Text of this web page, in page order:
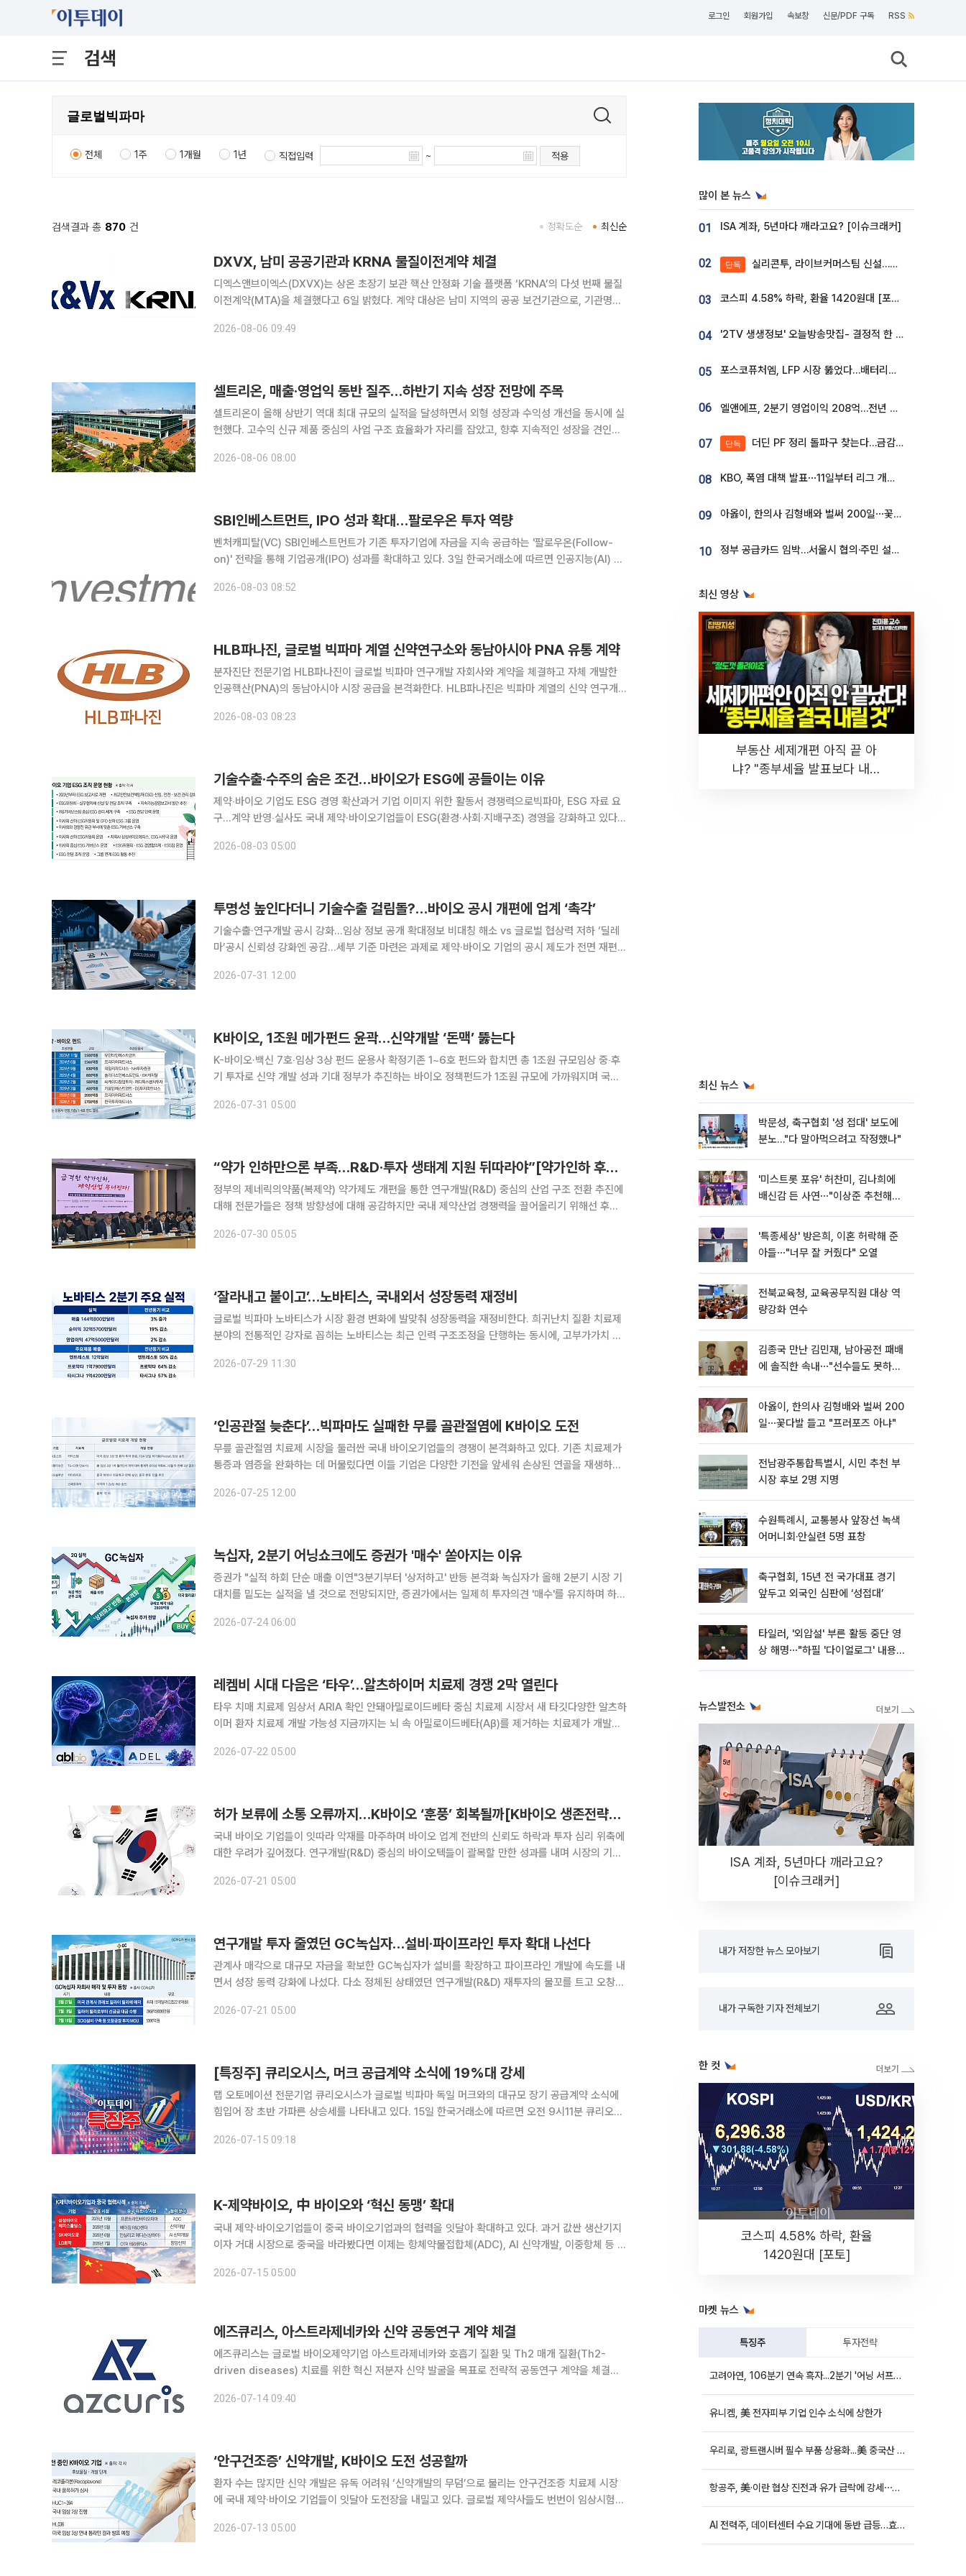
로그인 회원가입 속보창 신문/PDF 구독 RSS
검색
전체 1주 1개월 1년 직접입력 ~ 적용
검색결과 총 870 건 최신순
정확도순
DXVX, 남미 공공기관과 KRNA 물질이전계약 체결
디엑스앤브이엑스(DXVX)는 상온 초장기 보관 핵산 안정화 기술 플랫폼 ‘KRNA’의 다섯 번째 물질
이전계약(MTA)을 체결했다고 6일 밝혔다. 계약 대상은 남미 지역의 공공 보건기관으로, 기관명은
10개월 동안 기술 검토를 진행한 끝에 이번 물질이
2026-08-06 09:49
셀트리온, 매출·영업익 동반 질주…하반기 지속 성장 전망에 주목
셀트리온이 올해 상반기 역대 최대 규모의 실적을 달성하면서 외형 성장과 수익성 개선을 동시에 실
현했다. 고수익 신규 제품 중심의 사업 구조 효율화가 자리를 잡았고, 향후 지속적인 성장을 견인할
신규 제품의 시장점유율 확대 등을 통해 실적 성장을 이어가고, 후속
2026-08-06 08:00
SBI인베스트먼트, IPO 성과 확대…팔로우온 투자 역량
벤처캐피탈(VC) SBI인베스트먼트가 기존 투자기업에 자금을 지속 공급하는 '팔로우온(Follow-
on)' 전략을 통해 기업공개(IPO) 성과를 확대하고 있다. 3일 한국거래소에 따르면 인공지능(AI) 자
한, 폴더블 디스플레이 및 차량용 유기발광다이오드(OLE
2026-08-03 08:52
HLB파나진, 글로벌 빅파마 계열 신약연구소와 동남아시아 PNA 유통 계약
분자진단 전문기업 HLB파나진이 글로벌 빅파마 연구개발 자회사와 계약을 체결하고 자체 개발한
인공핵산(PNA)의 동남아시아 시장 공급을 본격화한다. HLB파나진은 빅파마 계열의 신약 연구개
에 설립된 신약연구소로 항체 엔지니어링과 고리형 펩타이드 플랫폼을
2026-08-03 08:23
기술수출·수주의 숨은 조건…바이오가 ESG에 공들이는 이유
제약‧바이오 기업도 ESG 경영 확산과거 기업 이미지 위한 활동서 경쟁력으로빅파마, ESG 자료 요
구…계약 반영‧실사도 국내 제약·바이오기업들이 ESG(환경·사회·지배구조) 경영을 강화하고 있다.
의 기술수출, 공동연구, 위탁개발생산(CDMO) 등 사업 협력
2026-08-03 05:00
투명성 높인다더니 기술수출 걸림돌?…바이오 공시 개편에 업계 ‘촉각’
기술수출·연구개발 공시 강화…임상 정보 공개 확대정보 비대칭 해소 vs 글로벌 협상력 저하 ‘딜레
마’공시 신뢰성 강화엔 공감…세부 기준 마련은 과제로 제약·바이오 기업의 공시 제도가 전면 재편된
지다. 다만 업계에서는 투자자 보호라는 정책 방향에는 공감하면서도
2026-07-31 12:00
K바이오, 1조원 메가펀드 윤곽…신약개발 ‘돈맥’ 뚫는다
K-바이오·백신 7호‧임상 3상 펀드 운용사 확정기존 1~6호 펀드와 합치면 총 1조원 규모임상 중‧후
기 투자로 신약 개발 성과 기대 정부가 추진하는 바이오 정책펀드가 1조원 규모에 가까워지며 국내
화펀드의 운용사가 선정되면서 초기 연구개발부터 후기
2026-07-31 05:00
“약가 인하만으론 부족…R&D·투자 생태계 지원 뒤따라야”[약가인하 후폭풍④]
정부의 제네릭의약품(복제약) 약가제도 개편을 통한 연구개발(R&D) 중심의 산업 구조 전환 추진에
대해 전문가들은 정책 방향성에 대해 공감하지만 국내 제약산업 경쟁력을 끌어올리기 위해선 후속
차가 더욱 뚜렷해질 것으로 내다봤다. 그는 “상위 제약사들은 이미 혁신
2026-07-30 05:05
‘잘라내고 붙이고’…노바티스, 국내외서 성장동력 재정비
글로벌 빅파마 노바티스가 시장 환경 변화에 발맞춰 성장동력을 재정비한다. 희귀난치 질환 치료제
분야의 전통적인 강자로 꼽히는 노바티스는 최근 인력 구조조정을 단행하는 동시에, 고부가가치 차
2026-07-29 11:30
‘인공관절 늦춘다’…빅파마도 실패한 무릎 골관절염에 K바이오 도전
무릎 골관절염 치료제 시장을 둘러싼 국내 바이오기업들의 경쟁이 본격화하고 있다. 기존 치료제가
통증과 염증을 완화하는 데 머물렀다면 이들 기업은 다양한 기전을 앞세워 손상된 연골을 재생하고
다. 고령화와 비만 인구 증가로 무릎 골관절염 환자가 빠르게 늘면서
2026-07-25 12:00
녹십자, 2분기 어닝쇼크에도 증권가 '매수' 쏟아지는 이유
증권가 "실적 하회 단순 매출 이연"3분기부터 '상저하고' 반등 본격화 녹십자가 올해 2분기 시장 기
대치를 밑도는 실적을 낼 것으로 전망되지만, 증권가에서는 일제히 투자의견 '매수'를 유지하며 하반
고마진 품목 단순 매출 이연 때문인 데다, 3분기 대규모 현
2026-07-24 06:00
레켐비 시대 다음은 ‘타우’…알츠하이머 치료제 경쟁 2막 열린다
타우 치매 치료제 임상서 ARIA 확인 안돼아밀로이드베타 중심 치료제 시장서 새 타깃다양한 알츠하
이머 환자 치료제 개발 가능성 지금까지는 뇌 속 아밀로이드베타(Aβ)를 제거하는 치료제가 개발을
하면서 시장에 지각 변동이 예상된다. 국내에서도 타우를 비롯한
2026-07-22 05:00
허가 보류에 소통 오류까지…K바이오 ‘훈풍’ 회복될까[K바이오 생존전략①]
국내 바이오 기업들이 잇따라 악재를 마주하며 바이오 업계 전반의 신뢰도 하락과 투자 심리 위축에
대한 우려가 깊어졌다. 연구개발(R&D) 중심의 바이오텍들이 괄목할 만한 성과를 내며 시장의 기대
2026-07-21 05:00
연구개발 투자 줄였던 GC녹십자…설비·파이프라인 투자 확대 나선다
관계사 매각으로 대규모 자금을 확보한 GC녹십자가 설비를 확장하고 파이프라인 개발에 속도를 내
면서 성장 동력 강화에 나섰다. 다소 정체된 상태였던 연구개발(R&D) 재투자의 물꼬를 트고 오창공
이오 업계에 따르면 녹십자는 지난 5월 미국 관계사 큐레보(Cu
2026-07-21 05:00
[특징주] 큐리오시스, 머크 공급계약 소식에 19%대 강세
랩 오토메이션 전문기업 큐리오시스가 글로벌 빅파마 독일 머크와의 대규모 장기 공급계약 소식에
힘입어 장 초반 가파른 상승세를 나타내고 있다. 15일 한국거래소에 따르면 오전 9시11분 큐리오시
2026-07-15 09:18
K-제약바이오, 中 바이오와 ‘혁신 동맹’ 확대
국내 제약·바이오기업들이 중국 바이오기업과의 협력을 잇달아 확대하고 있다. 과거 값싼 생산기지
이자 거대 시장으로 중국을 바라봤다면 이제는 항체약물접합체(ADC), AI 신약개발, 이중항체 등 차
이오에피스홀딩스는 올해 5월 중국 베이징에 첫 해외 연구개발(R&
2026-07-15 05:00
에즈큐리스, 아스트라제네카와 신약 공동연구 계약 체결
에즈큐리스는 글로벌 바이오제약기업 아스트라제네카와 호흡기 질환 및 Th2 매개 질환(Th2-
driven diseases) 치료를 위한 혁신 저분자 신약 발굴을 목표로 전략적 공동연구 계약을 체결했
큐리스의 신약발굴 플랫폼 기술을 결합해 호흡기 질환 및 Th2
2026-07-14 09:40
‘안구건조증’ 신약개발, K바이오 도전 성공할까
환자 수는 많지만 신약 개발은 유독 어려워 ‘신약개발의 무덤’으로 불리는 안구건조증 치료제 시장
에 국내 제약·바이오 기업들이 잇달아 도전장을 내밀고 있다. 글로벌 제약사들도 번번이 임상시험에
관심이 쏠린다. 12일 제약바이오업계에 따르면 안구건조증은 눈물 분
2026-07-13 05:00
많이 본 뉴스
01 ISA 계좌, 5년마다 깨라고요? [이슈크래커]
02 단독 실리콘투, 라이브커머스팀 신설…K뷰티 ‘글로벌 판매망’ 확대[K뷰티 라방戰]
03 코스피 4.58% 하락, 환율 1420원대 [포토]
04 '2TV 생생정보' 오늘방송맛집- 결정적 한 수, 3종 메밀면! 메밀 소바 맛집 '의○○○○'
05 포스코퓨처엠, LFP 시장 뚫었다…배터리사와 대규모 장기 공급 합의
06 엘앤에프, 2분기 영업이익 208억…전년 比 흑자전환
07 단독 더딘 PF 정리 돌파구 찾는다…금감원, 1년 반 만에 매각설명회 재개
08 KBO, 폭염 대책 발표⋯11일부터 리그 개시ㆍ경기 오후 7시 시작
09 아옳이, 한의사 김형배와 벌써 200일⋯꽃다발 들고 "프러포즈 아냐"
10 정부 공급카드 임박…서울시 협의·주민 설득이 성패 가른다 [부동산 해법 전쟁]
최신 영상
부동산 세제개편 아직 끝 아
냐? "종부세율 발표보다 내릴
최신 뉴스
박문성, 축구협회 '성 접대' 보도에
분노…"다 말아먹으려고 작정했나"
'미스트롯 포유' 허찬미, 김나희에
배신감 든 사연⋯"이상준 추천해주
'특종세상' 방은희, 이혼 허락해 준
아들⋯"너무 잘 커줬다" 오열
전북교육청, 교육공무직원 대상 역
량강화 연수
김종국 만난 김민재, 남아공전 패배
에 솔직한 속내⋯"선수들도 못하긴
아옳이, 한의사 김형배와 벌써 200
일⋯꽃다발 들고 "프러포즈 아냐"
전남광주통합특별시, 시민 추천 부
시장 후보 2명 지명
수원특례시, 교통봉사 앞장선 녹색
어머니회·안실련 5명 표창
축구협회, 15년 전 국가대표 경기
앞두고 외국인 심판에 ‘성접대’
타일러, '외압설' 부른 활동 중단 영
상 해명⋯"하필 '다이얼로그' 내용이
뉴스발전소
ISA 계좌, 5년마다 깨라고요?
[이슈크래커]
내가 저장한 뉴스 모아보기
내가 구독한 기자 전체보기
한 컷
코스피 4.58% 하락, 환율
1420원대 [포토]
마켓 뉴스
특징주 투자전략
고려아연, 106분기 연속 흑자...2분기 '어닝 서프라이즈'에 장 초반 12%대 강세
유니켐, 美 전자피부 기업 인수 소식에 상한가
우리로, 광트랜시버 필수 부품 상용화...美 중국산 퇴출 추진에 상승세
항공주, 美·이란 협상 진전과 유가 급락에 강세⋯한진칼 8%↑
AI 전력주, 데이터센터 수요 기대에 동반 급등…효성중공업 10%↑